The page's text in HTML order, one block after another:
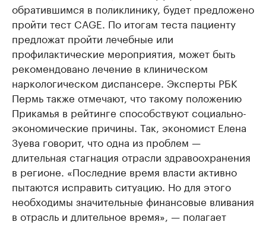
обратившимся в поликлинику, будет предложено
пройти тест CAGE. По итогам теста пациенту
предложат пройти лечебные или
профилактические мероприятия, может быть
рекомендовано лечение в клиническом
наркологическом диспансере. Эксперты РБК
Пермь также отмечают, что такому положению
Прикамья в рейтинге способствуют социально-
экономические причины. Так, экономист Елена
Зуева говорит, что одна из проблем —
длительная стагнация отрасли здравоохранения
в регионе. «Последние время власти активно
пытаются исправить ситуацию. Но для этого
необходимы значительные финансовые вливания
в отрасль и длительное время», — полагает